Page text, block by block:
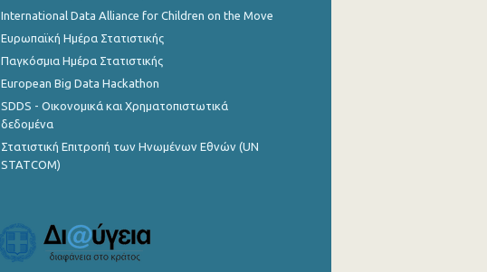
International Data Alliance for Children on the Move
Ευρωπαϊκή Ημέρα Στατιστικής
Παγκόσμια Ημέρα Στατιστικής
European Big Data Hackathon
SDDS - Οικονομικά και Χρηματοπιστωτικά
δεδομένα
Στατιστική Επιτροπή των Ηνωμένων Εθνών (UN
STATCOM)